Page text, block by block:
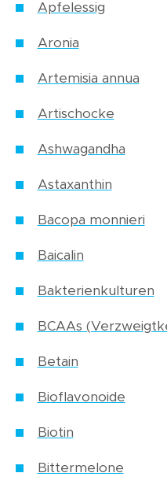
Apfelessig
Aronia
Artemisia annua
Artischocke
Ashwagandha
Astaxanthin
Bacopa monnieri
Baicalin
Bakterienkulturen
BCAAs
Betain
Bioflavonoide
Biotin
Bittermelone